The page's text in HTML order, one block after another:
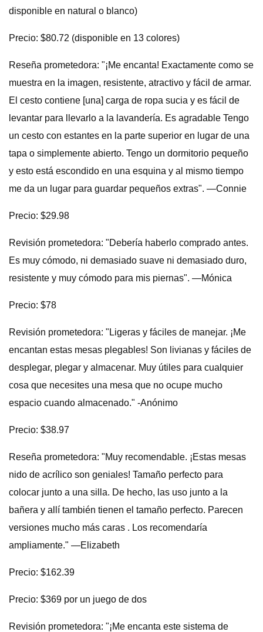
disponible en natural o blanco)
Precio: $80.72 (disponible en 13 colores)
Reseña prometedora: "¡Me encanta! Exactamente como se
muestra en la imagen, resistente, atractivo y fácil de armar.
El cesto contiene [una] carga de ropa sucia y es fácil de
levantar para llevarlo a la lavandería. Es agradable Tengo
un cesto con estantes en la parte superior en lugar de una
tapa o simplemente abierto. Tengo un dormitorio pequeño
y esto está escondido en una esquina y al mismo tiempo
me da un lugar para guardar pequeños extras". —Connie
Precio: $29.98
Revisión prometedora: "Debería haberlo comprado antes.
Es muy cómodo, ni demasiado suave ni demasiado duro,
resistente y muy cómodo para mis piernas". —Mónica
Precio: $78
Revisión prometedora: "Ligeras y fáciles de manejar. ¡Me
encantan estas mesas plegables! Son livianas y fáciles de
desplegar, plegar y almacenar. Muy útiles para cualquier
cosa que necesites una mesa que no ocupe mucho
espacio cuando almacenado." -Anónimo
Precio: $38.97
Reseña prometedora: "Muy recomendable. ¡Estas mesas
nido de acrílico son geniales! Tamaño perfecto para
colocar junto a una silla. De hecho, las uso junto a la
bañera y allí también tienen el tamaño perfecto. Parecen
versiones mucho más caras . Los recomendaría
ampliamente." —Elizabeth
Precio: $162.39
Precio: $369 por un juego de dos
Revisión prometedora: "¡Me encanta este sistema de